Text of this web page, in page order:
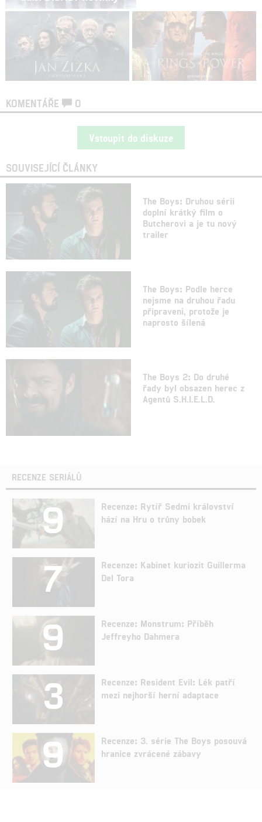
KOMENTÁŘE 0
Vstoupit do diskuze
SOUVISEJÍCÍ ČLÁNKY
The Boys: Druhou sérii
doplní krátký film o
Butcherovi a je tu nový
trailer
The Boys: Podle herce
nejsme na druhou řadu
připraveni, protože je
naprosto šílená
The Boys 2: Do druhé
řady byl obsazen herec z
Agentů S.H.I.E.L.D.
RECENZE SERIÁLŮ
9
Recenze: Rytíř Sedmi království
hází na Hru o trůny bobek
7
Recenze: Kabinet kuriozit Guillerma
Del Tora
9
Recenze: Monstrum: Příběh
Jeffreyho Dahmera
3
Recenze: Resident Evil: Lék patří
mezi nejhorší herní adaptace
9
Recenze: 3. série The Boys posouvá
hranice zvrácené zábavy